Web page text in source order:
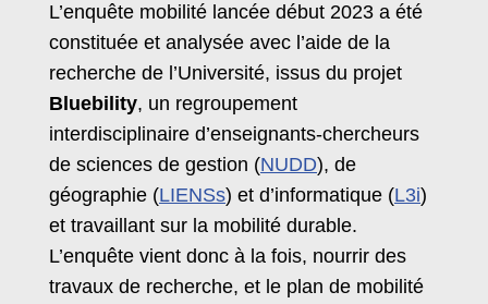
L’enquête mobilité lancée début 2023 a été
constituée et analysée avec l’aide de la
recherche de l’Université, issus du projet
Bluebility, un regroupement
interdisciplinaire d’enseignants-chercheurs
de sciences de gestion (NUDD), de
géographie (LIENSs) et d’informatique (L3i)
et travaillant sur la mobilité durable.
L’enquête vient donc à la fois, nourrir des
travaux de recherche, et le plan de mobilité